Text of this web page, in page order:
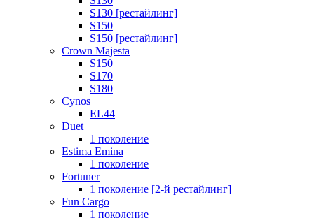
S130 [рестайлинг]
S150
S150 [рестайлинг]
Crown Majesta
S150
S170
S180
Cynos
EL44
Duet
1 поколение
Estima Emina
1 поколение
Fortuner
1 поколение [2-й рестайлинг]
Fun Cargo
1 поколение